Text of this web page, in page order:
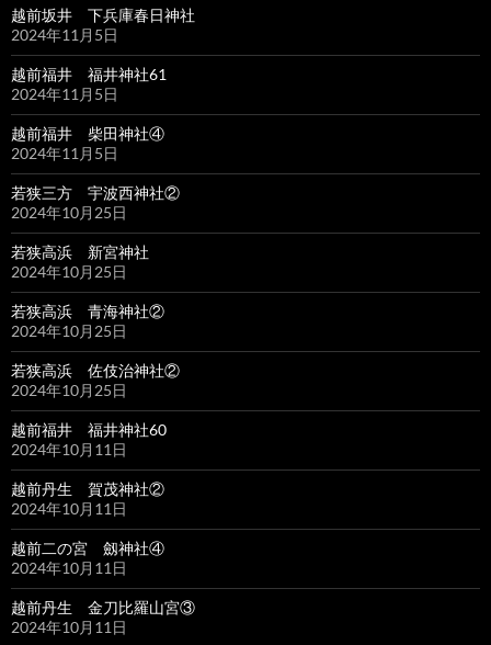
越前坂井 下兵庫春日神社
2024年11月5日
越前福井 福井神社61
2024年11月5日
越前福井 柴田神社④
2024年11月5日
若狭三方 宇波西神社②
2024年10月25日
若狭高浜 新宮神社
2024年10月25日
若狭高浜 青海神社②
2024年10月25日
若狭高浜 佐伎治神社②
2024年10月25日
越前福井 福井神社60
2024年10月11日
越前丹生 賀茂神社②
2024年10月11日
越前二の宮 劔神社④
2024年10月11日
越前丹生 金刀比羅山宮③
2024年10月11日